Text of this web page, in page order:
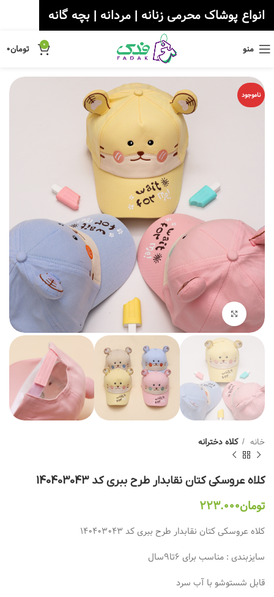
منو 0 تومان۰
ناموجود
بزرگنمایی تصویر
خانه کلاه دخترانه
کلاه عروسکی کتان نقابدار طرح ببری کد 140403043
تومان۲۲۳.۰۰۰
کلاه عروسکی کتان نقابدار طرح ببری کد 140403043
سایزبندی : مناسب برای 6تا9سال
قابل شستوشو با آب سرد
انواع پوشاک محرمی زنانه | مردانه | بچه گانه